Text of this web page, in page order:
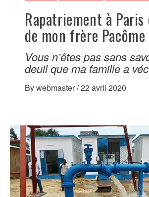
Rapatriement à Paris
de mon frère Pacôme
Vous n’êtes pas sans
deuil que ma famille a
Bywebmaster/22 avril 2020